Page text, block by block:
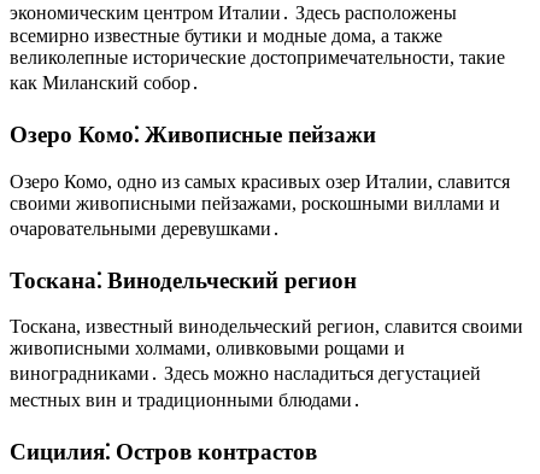
экономическим центром Италии․ Здесь расположены
всемирно известные бутики и модные дома, а также
великолепные исторические достопримечательности, такие
как Миланский собор․
Озеро Комо⁚ Живописные пейзажи
Озеро Комо, одно из самых красивых озер Италии, славится
своими живописными пейзажами, роскошными виллами и
очаровательными деревушками․
Тоскана⁚ Винодельческий регион
Тоскана, известный винодельческий регион, славится своими
живописными холмами, оливковыми рощами и
виноградниками․ Здесь можно насладиться дегустацией
местных вин и традиционными блюдами․
Сицилия⁚ Остров контрастов